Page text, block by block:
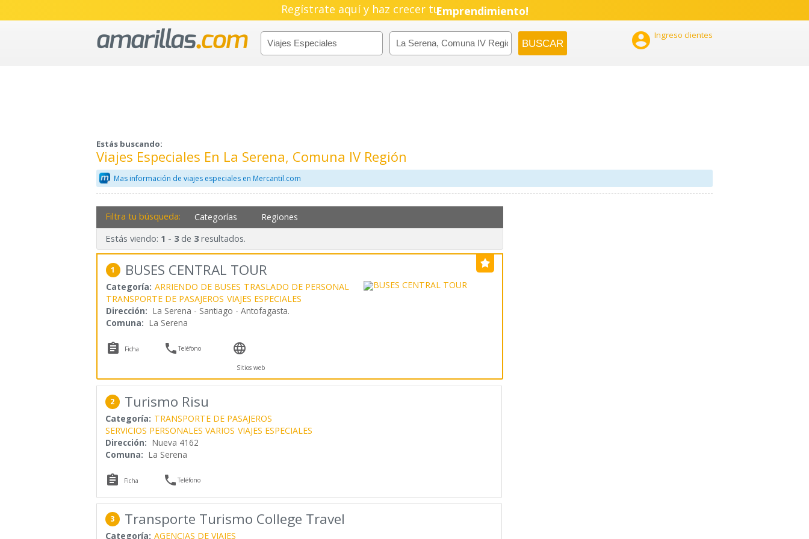
Regístrate aquí y haz crecer tuPyme!
Emprendimiento!
 Ingreso clientes
Estás buscando:
Viajes Especiales En La Serena, Comuna IV Región
Mas información de viajes especiales en Mercantil.com
Filtra tu búsqueda: Categorías Regiones
Estás viendo: 1 - 3de 3resultados.
1 BUSES CENTRAL TOUR
Categoría: ARRIENDO DE BUSES TRASLADO DE PERSONAL
TRANSPORTE DE PASAJEROS VIAJES ESPECIALES
Dirección: La Serena - Santiago - Antofagasta.
Comuna: La Serena
 Ficha Teléfono 
Sitios web
2 Turismo Risu
Categoría: TRANSPORTE DE PASAJEROS
SERVICIOS PERSONALES VARIOS VIAJES ESPECIALES
Dirección: Nueva 4162
Comuna: La Serena
 Ficha Teléfono
3 Transporte Turismo College Travel
Categoría: AGENCIAS DE VIAJES